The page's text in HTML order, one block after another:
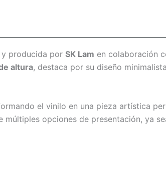
y producida por SK Lam en colaboración
altura, destaca por su diseño
el vinilo en una pieza artística
múltiples opciones de presentación, ya